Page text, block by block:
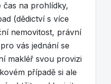
čas na prohlídky,
(dědictví s více
nemovitost, právní
vás jednání se
makléř svou provizi
případě si ale